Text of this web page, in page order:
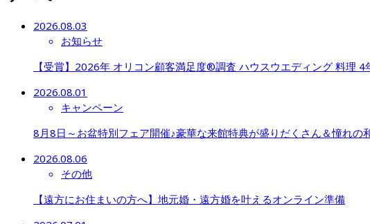
2026.08.03
お知らせ
【受賞】2026年 オリコン顧客満足度®調査 ハウスウエディング 料理
2026.08.01
キャンペーン
8月8日～お盆特別フェア開催♪豪華な来館特典が盛りだくさん＆憧れの
2026.08.06
その他
【遠方にお住まいの方へ】地元婚・遠方婚を叶えるオンライン準備